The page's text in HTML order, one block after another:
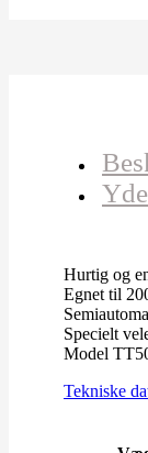
Hurtig og
Egnet til
Specielt
Model
Tekniske